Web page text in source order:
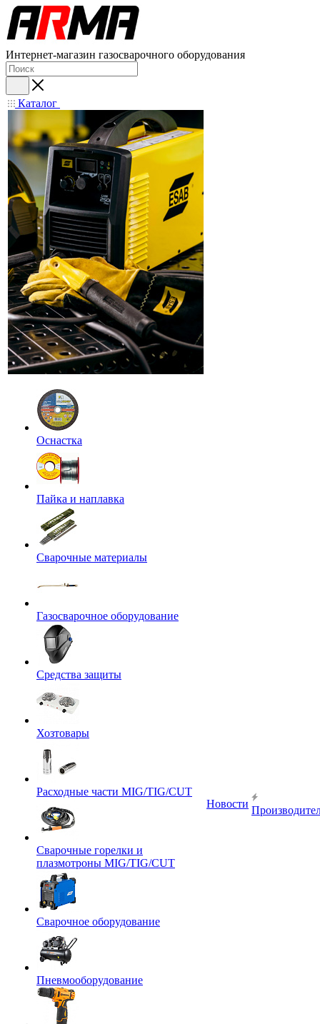
Интернет-магазин газосварочного оборудования
Каталог
Оснастка
Пайка и наплавка
Сварочные материалы
Газосварочное оборудование
Средства защиты
Хозтовары
Расходные части MIG/TIG/CUT
Сварочные горелки и
плазмотроны MIG/TIG/CUT
Сварочное оборудование
Пневмооборудование
Новости